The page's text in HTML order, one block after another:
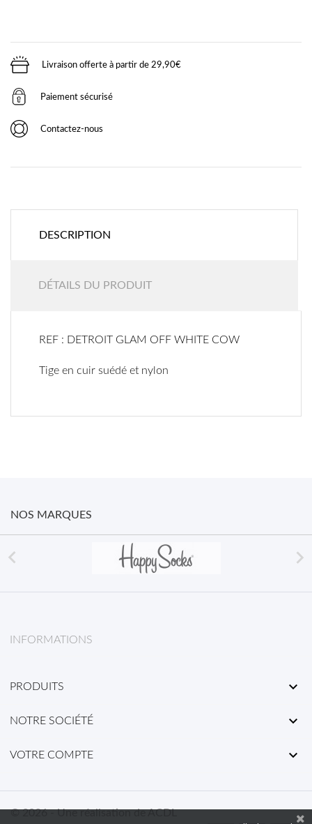
Livraison offerte à partir de 29,90€
Paiement sécurisé
Contactez-nous
DESCRIPTION
DÉTAILS DU PRODUIT
REF : DETROIT GLAM OFF WHITE COW
Tige en cuir suédé et nylon
NOS MARQUES
 
INFORMATIONS
PRODUITS 
NOTRE SOCIÉTÉ 
VOTRE COMPTE 
© 2026 - Une réalisation de ACDL